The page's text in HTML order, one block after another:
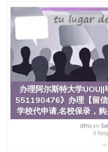
教育部学历学位认证、毕
文凭、假文凭假毕业证假
理、仿制学位证书、毕业
证认证、留服认证、使
回国人员证明、留学生
位认证、留学生学历认证
凭学历、美国文凭学历、
学历、新西兰学历认证等
551190476 圣何塞州立
University）圣何塞州立
University）圣何塞州立
University）圣何塞州立
University）圣何塞州立
University）圣何塞州立
University）成绩单圣何
State University）圣何塞
办理阿尔斯特大学
551190476》办理【留
学校代申请,名校保录，
dfnsen
0
...